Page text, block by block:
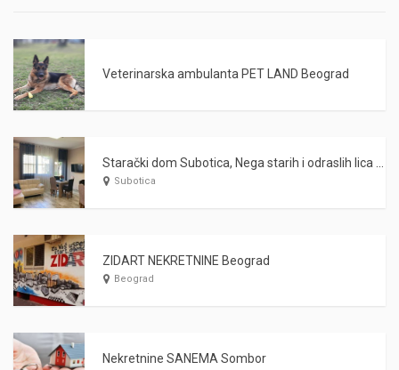
Veterinarska ambulanta PET LAND Beograd
Subotica
ZIDART NEKRETNINE Beograd
Beograd
Nekretnine SANEMA Sombor